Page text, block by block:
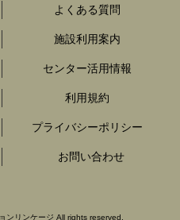
よくある質問
施設利用案内
センター活用情報
利用規約
プライバシーポリシー
お問い合わせ
ンリンケージ All rights reserved.